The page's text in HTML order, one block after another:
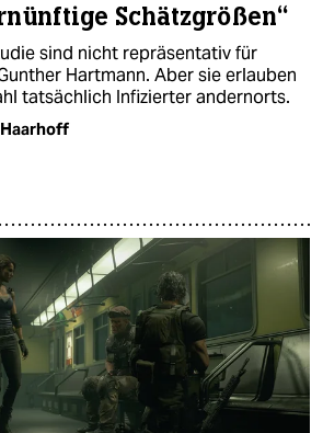
Schätzgrößen“
sind nicht repräsentativ für
Hartmann. Aber sie erlauben
tatsächlich Infizierter andernorts.